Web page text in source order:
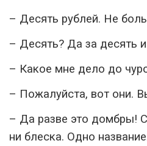
– Десять рублей. Не
– Десять? Да за десять
– Какое мне дело до
– Пожалуйста, вот они.
– Да разве это домбры!
ни блеска. Одно